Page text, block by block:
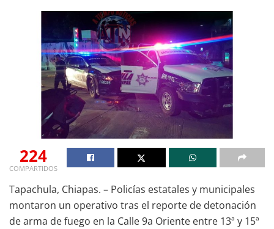
224
COMPARTIDOS
Tapachula, Chiapas. – Policías estatales y municipales
montaron un operativo tras el reporte de detonación
de arma de fuego en la Calle 9a Oriente entre 13ª y 15ª